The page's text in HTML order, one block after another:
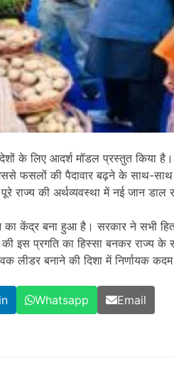
देशों के लिए आदर्श मॉडल प्रस्तुत
फसलों की पैदावार बढ़ने के साथ-
की अर्थव्यवस्था में नई जान डाल
का केंद्र बना हुआ है। सरकार ने सभी
इस प्रगति का हिस्सा बनकर राज्य के
लीडर बनाने की दिशा में निर्णायक
Whatsapp Email